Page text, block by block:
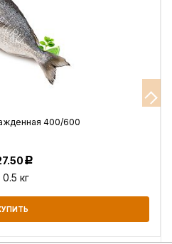
400/600
Р
0.5 кг